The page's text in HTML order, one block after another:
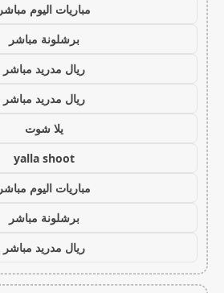
مباريات اليوم مباشر
برشلونة مباشر
ريال مدريد مباشر
ريال مدريد مباشر
يلا شوت
yalla shoot
مباريات اليوم مباشر
برشلونة مباشر
ريال مدريد مباشر